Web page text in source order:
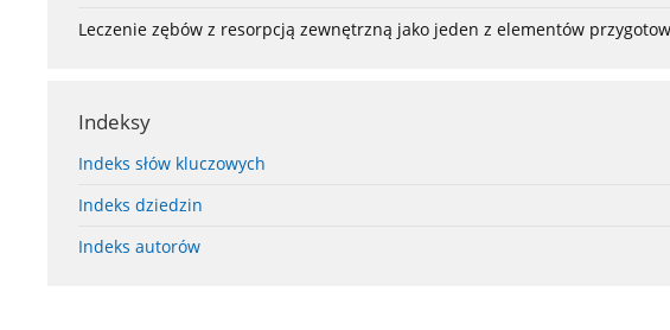
Leczenie zębów z resorpcją zewnętrzną jako jeden z elementów
Indeksy
Indeks słów kluczowych
Indeks dziedzin
Indeks autorów